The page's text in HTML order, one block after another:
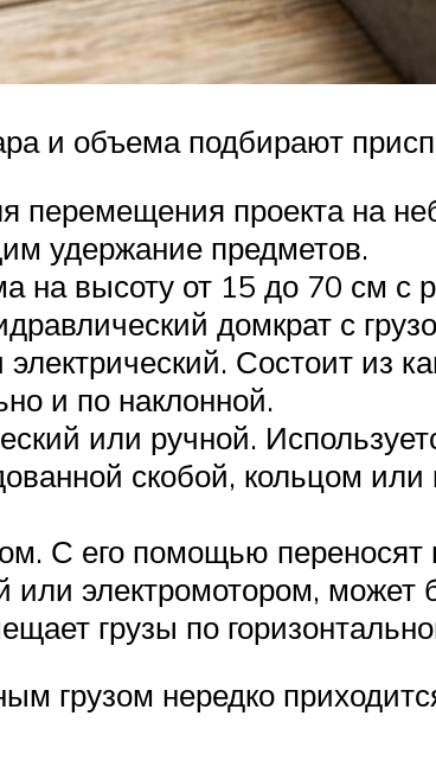
и объема подбирают
перемещения проекта на
удержание предметов.
на высоту от 15 до 70 см
домкрат с
Состоит из
и по наклонной.
или ручной.
скобой, кольцом
С его помощью
или электромотором,
грузы по
грузом нередко